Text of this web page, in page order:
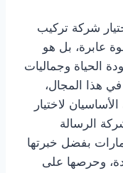
شركة تركيب
عابرة، بل هو
الحياة وجماليات
في هذا المجال،
لاختيار
الرسالة
بفضل خبرتها
وحرصها على